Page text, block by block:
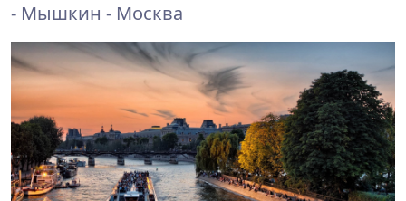
- Мышкин - Москва